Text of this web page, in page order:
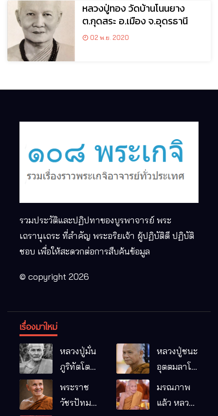
หลวงปู่ทอง วัดบ้านโนนยาง
ต.กุดสระ อ.เมือง จ.อุดรธานี
02 พ.ย. 2020
รวมประวัติและปฏิปทาของบูรพาจารย์ พระ
เถรานุเถระ ที่สำคัญ พระอริยเจ้า ผู้ปฏิบัติดี ปฏิบัติ
ชอบ เพื่อให้สะดวกต่อการสืบค้นข้อมูล
© copyright 2026
เรื่องมาใหม่
หลวงปู่มั่น
ภูริทัตโต
พระอริยเจ้า
ผู้เป็นบิดา
หลวงปู่ชนะ
อุตตมลาโภ
หมากอื๋อ
พระราช
วัชรปัทม
มรณภาพ
แล้ว หลวง